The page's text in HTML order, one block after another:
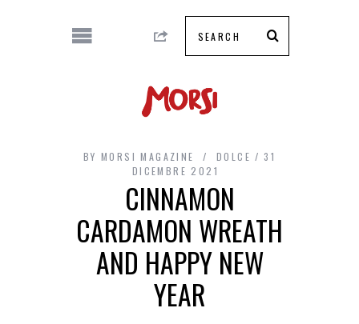
BY MORSI MAGAZINE DOLCE
31
DICEMBRE 2021
CINNAMON
CARDAMON WREATH
AND HAPPY NEW
YEAR